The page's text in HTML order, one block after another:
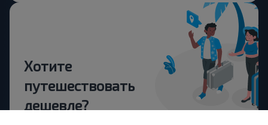
Хотите
путешествовать
дешевле?